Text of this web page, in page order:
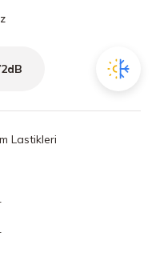
Lastikleri